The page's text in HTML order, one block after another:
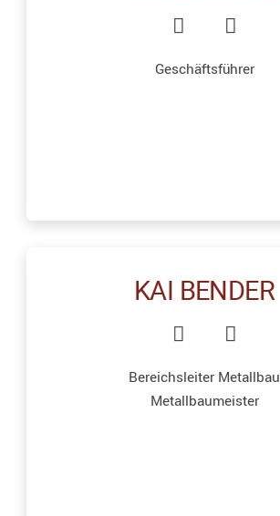
Geschäftsführer
KAI BENDER
Bereichsleiter Metallbau
Metallbaumeister